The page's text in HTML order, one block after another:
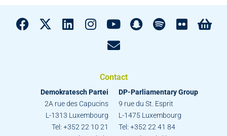
Contact
Demokratesch Partei
2A rue des Capucins
L-1313 Luxembourg
Tel: +352 22 10 21
DP-Parliamentary Group
9 rue du St. Esprit
L-1475 Luxembourg
Tel: +352 22 41 84